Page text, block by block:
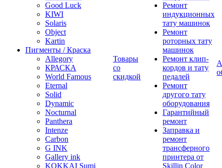
Good Luck
KIWI
Solaris
Object
Kartin
Пигменты / Краска
Allegory
КРАСКА
World Famous
Eternal
Solid
Dynamic
Nocturnal
Panthera
Intenze
Carbon
G INK
Gallery ink
KOKKAI Sumi
Товары
со
скидкой
Ремонт
индукционных
тату машинок
Ремонт
роторных тату
машинок
Ремонт клип-
кордов и тату
педалей
Ремонт
другого тату
оборудования
Гарантийный
ремонт
Заправка и
ремонт
трансферного
принтера от
Skillin Color